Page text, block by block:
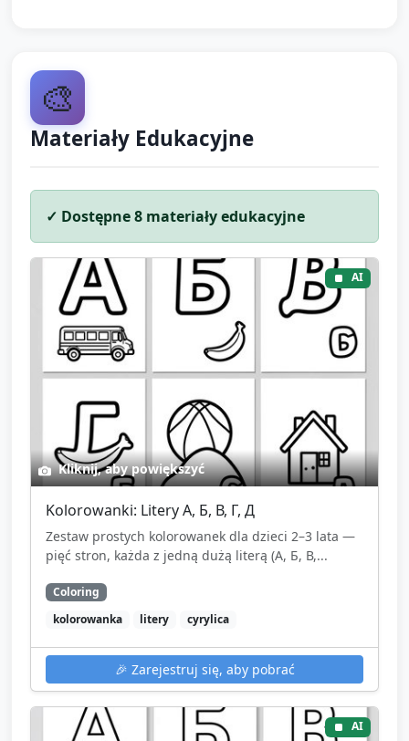
🎨
Materiały Edukacyjne
✓ Dostępne8 materiały edukacyjne
AI
Kliknij, aby powiększyć
Kolorowanki: Litery А, Б, В, Г, Д
Zestaw prostych kolorowanek dla dzieci 2–3 lata —
pięć stron, każda z jedną dużą literą (А, Б, В,...
Coloring
kolorowanka
litery cyrylica
🎉 Zarejestruj się, aby pobrać
AI